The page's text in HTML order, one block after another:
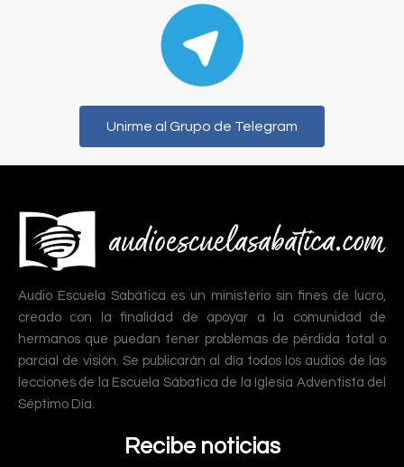
Unirme al Grupo de Telegram
Audio Escuela Sabática es un ministerio sin fines de lucro,
creado con la finalidad de apoyar a la comunidad de
hermanos que puedan tener problemas de pérdida total o
parcial de visión. Se publicarán al día todos los audios de las
lecciones de la Escuela Sábatica de la Iglesia Adventista del
Séptimo Día.
Recibe noticias